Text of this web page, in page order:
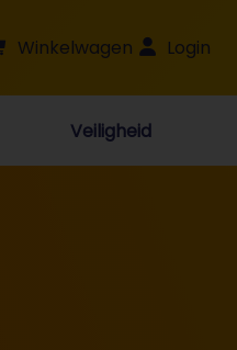
Winkelwagen Login
Veiligheid